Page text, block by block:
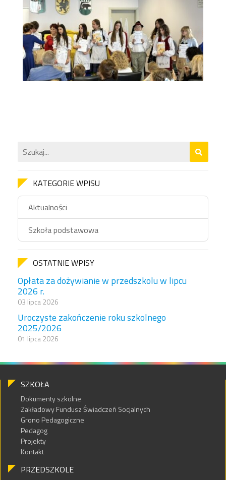
KATEGORIE WPISU
Aktualności
Szkoła podstawowa
OSTATNIE WPISY
Opłata za dożywianie w przedszkolu w lipcu
2026 r.
03 lipca 2026
Uroczyste zakończenie roku szkolnego
2025/2026
01 lipca 2026
SZKOŁA
Dokumenty szkolne
Zakładowy Fundusz Świadczeń Socjalnych
Grono Pedagogiczne
Pedagog
Projekty
Kontakt
PRZEDSZKOLE